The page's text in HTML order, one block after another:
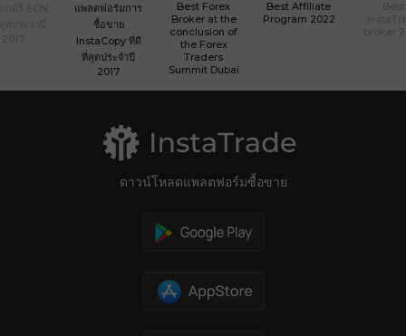
แพลตฟอร์มการ
ซื้อขาย
InstaCopy ที่ดี
2017
Best Forex
Broker at the
conclusion of
the Forex
Summit Dubai